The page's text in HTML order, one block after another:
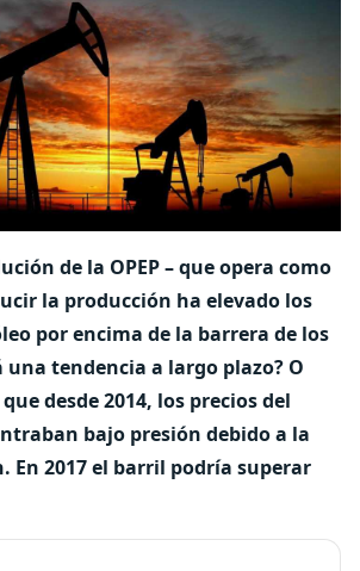
de la OPEP – que opera como
la producción ha elevado los
por encima de la barrera de los
una tendencia a largo plazo? O
desde 2014, los precios del
bajo presión debido a la
En 2017 el barril podría superar